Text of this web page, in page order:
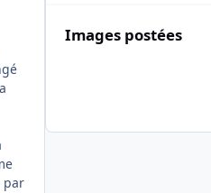
par
Images postées